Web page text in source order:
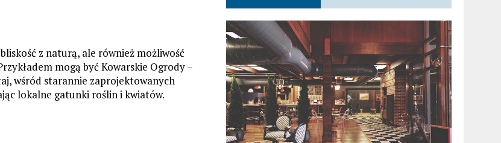
z naturą, ale również możliwość
mogą być Kowarskie Ogrody –
wśród starannie zaprojektowanych
lokalne gatunki roślin i kwiatów.